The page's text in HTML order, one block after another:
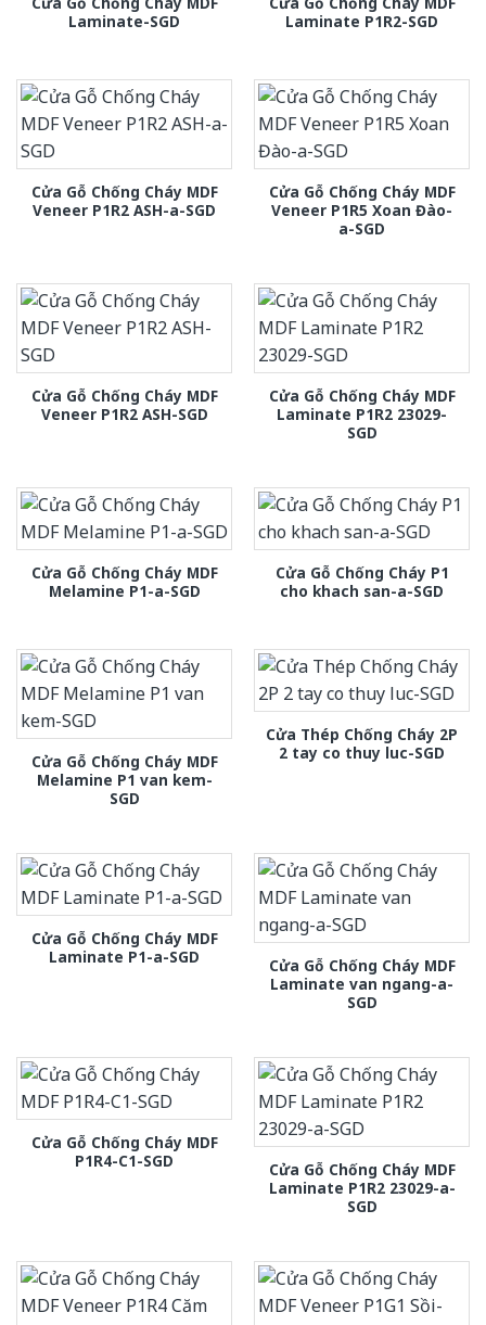
Laminate-SGD
Laminate P1R2-SGD
Cửa Gỗ Chống Cháy MDF
Veneer P1R2 ASH-a-SGD
Cửa Gỗ Chống Cháy MDF
Veneer P1R5 Xoan Đào-
a-SGD
Cửa Gỗ Chống Cháy MDF
Veneer P1R2 ASH-SGD
Cửa Gỗ Chống Cháy MDF
Laminate P1R2 23029-
SGD
Cửa Gỗ Chống Cháy MDF
Melamine P1-a-SGD
Cửa Gỗ Chống Cháy P1
cho khach san-a-SGD
Cửa Gỗ Chống Cháy MDF
Melamine P1 van kem-
SGD
Cửa Thép Chống Cháy 2P
2 tay co thuy luc-SGD
Cửa Gỗ Chống Cháy MDF
Laminate P1-a-SGD
Cửa Gỗ Chống Cháy MDF
Laminate van ngang-a-
SGD
Cửa Gỗ Chống Cháy MDF
P1R4-C1-SGD
Cửa Gỗ Chống Cháy MDF
Laminate P1R2 23029-a-
SGD